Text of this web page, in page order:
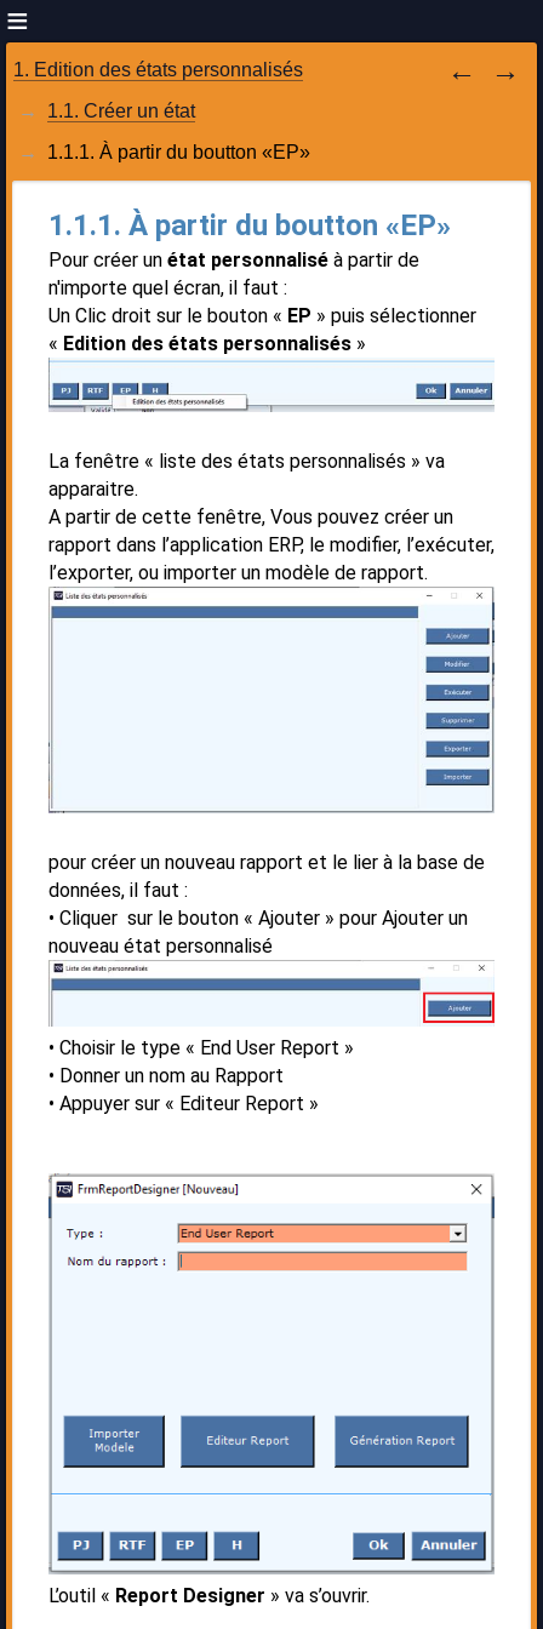
1. Edition des états personnalisés
1.1. Créer un état
1.1.1. À partir du boutton «EP»
1.1.1. À partir du boutton «EP»
Pour créer un état personnalisé à partir de
n'importe quel écran, il faut :
Un Clic droit sur le bouton « EP » puis sélectionner
« Edition des états personnalisés »
La fenêtre « liste des états personnalisés » va
apparaitre.
A partir de cette fenêtre, Vous pouvez créer un
rapport dans l’application ERP, le modifier, l’exécuter,
l’exporter, ou importer un modèle de rapport.
pour créer un nouveau rapport et le lier à la base de
données, il faut :
Cliquer sur le bouton « Ajouter » pour Ajouter un
nouveau état personnalisé
Choisir le type « End User Report »
Donner un nom au Rapport
Appuyer sur « Editeur Report »
L’outil « Report Designer » va s’ouvrir.